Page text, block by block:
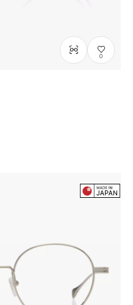
0